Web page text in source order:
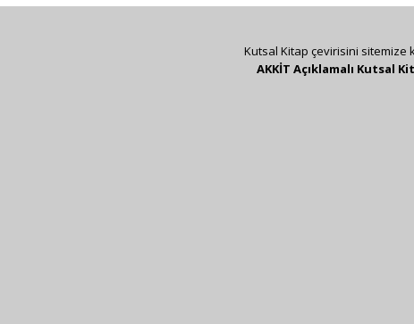
Kutsal Kitap çevirisini sitemize
AKKİT Açıklamalı Kutsal